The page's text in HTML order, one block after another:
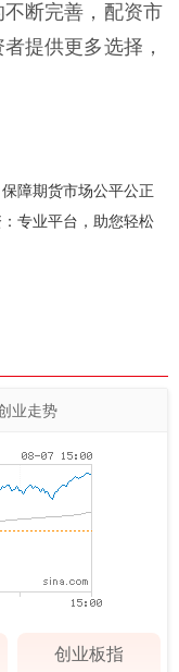
断完善，配资市
提供更多选择，
障期货市场公平公正
专业平台，助您轻松
业走势
创业板指